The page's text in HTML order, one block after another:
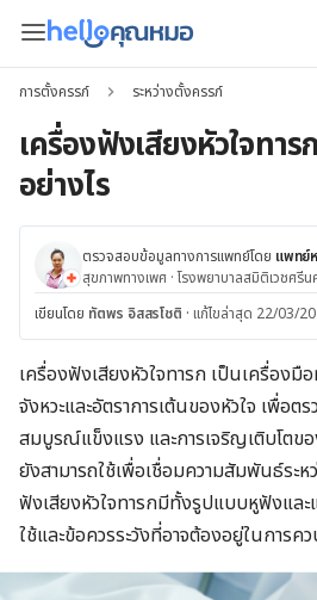
การตั้งครรภ์ ระหว่างตั้งครรภ์
เครื่องฟังเสียงหัวใจทาร
อย่างไร
ตรวจสอบข้อมูลทางการแพทย์โดย แพทย์
สุขภาพทางเพศ ·โรงพยาบาลสมิติเวชศรี
เขียนโดย ทัตพร อิสสรโชติ · แก้ไขล่าสุด 22/03/
เครื่องฟังเสียงหัวใจทารก เป็นเครื่อง
จังหวะและอัตราการเต้นของหัวใจ เพื่อต
สมบูรณ์แข็งแรง และการเจริญเติบโตข
ยังสามารถใช้เพื่อเชื่อมความสัมพันธ์ระ
ฟังเสียงหัวใจทารกมีทั้งรูปแบบหูฟังและ
ใช้และข้อควรระวังที่อาจต้องอยู่ในการ